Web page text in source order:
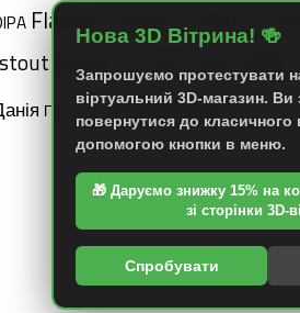
Flasker Flasker Cellar
raspberry
Польща Україна
Нова 3D Вітрина! 🍻
Запрошуємо протестувати
віртуальний 3D-магазин.
повернутися до класичного
допомогою кнопки в меню.
🎁 Даруємо знижку 15% на
зі сторінки 3D-
Спробувати